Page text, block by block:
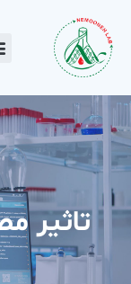
تاثیر